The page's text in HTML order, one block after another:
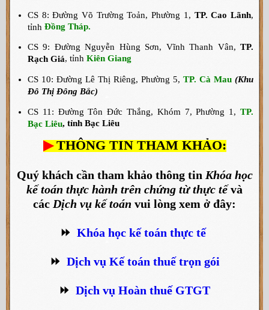
CS 8: Đường Võ Trường Toản, Phường 1, TP. Cao Lãnh,
tỉnh Đồng Tháp.
CS 9: Đường Nguyễn Hùng Sơn, Vĩnh Thanh Vân, TP.
Rạch Giá, tỉnh Kiên Giang
CS 10: Đường Lê Thị Riêng, Phường 5, TP. Cà Mau (Khu
Đô Thị Đông Bắc)
CS 11: Đường Tôn Đức Thắng, Khóm 7, Phường 1, TP.
Bạc Liêu, tỉnh Bạc Liêu
▶ THÔNG TIN THAM KHẢO:
Quý khách cần tham khảo thông tin Khóa học
kế toán thực hành trên chứng từ thực tếvà
các Dịch vụ kế toán vui lòng xem ở đây:
⏩ Khóa học kế toán thực tế
⏩ Dịch vụ Kế toán thuế trọn gói
⏩ Dịch vụ Hoàn thuế GTGT